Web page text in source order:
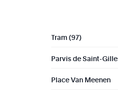
Tram (97)
Parvis de Saint-
Place Van Meenen